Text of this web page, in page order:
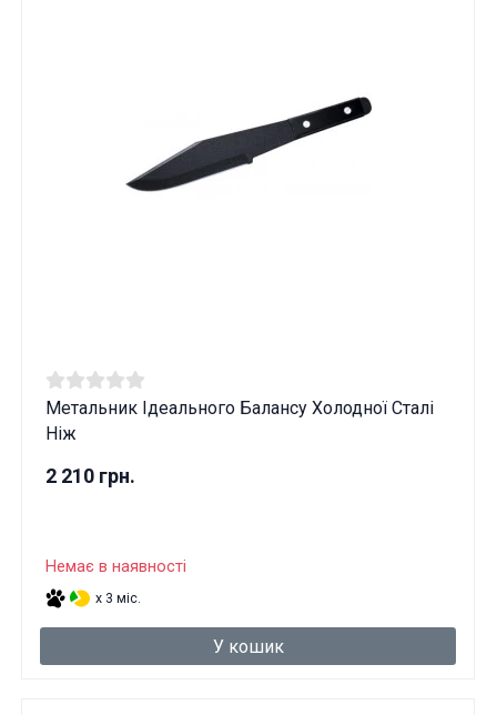
Метальник Ідеального Балансу Холодної Сталі
Ніж
2 210 грн.
Немає в наявності
x 3 міс.
У кошик